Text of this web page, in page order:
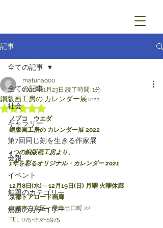
記事
全ての記事
社会
ギャラリー
第7回同じ刻を生きる作家展
会報
イベント
無題のカテゴリー
無題のカテゴリー
全ての記事
銅版画工房の カレンダー展2022
matunao00
2021年11月23日 読了時間: 1分
5つ星のうちNaNと評価されています。
ノブコ　ウエダ
銅版画工房の カレンダー展 2022
4つの銅版画工房より、
1年を彩るオリジナル・カレンダー 2021
12月8日(水) ~ 12月19日(日) 月曜 火曜休廊
京都トアロード画廊
京都市左京区一乗寺出口町 22
TEL 075-202-5975